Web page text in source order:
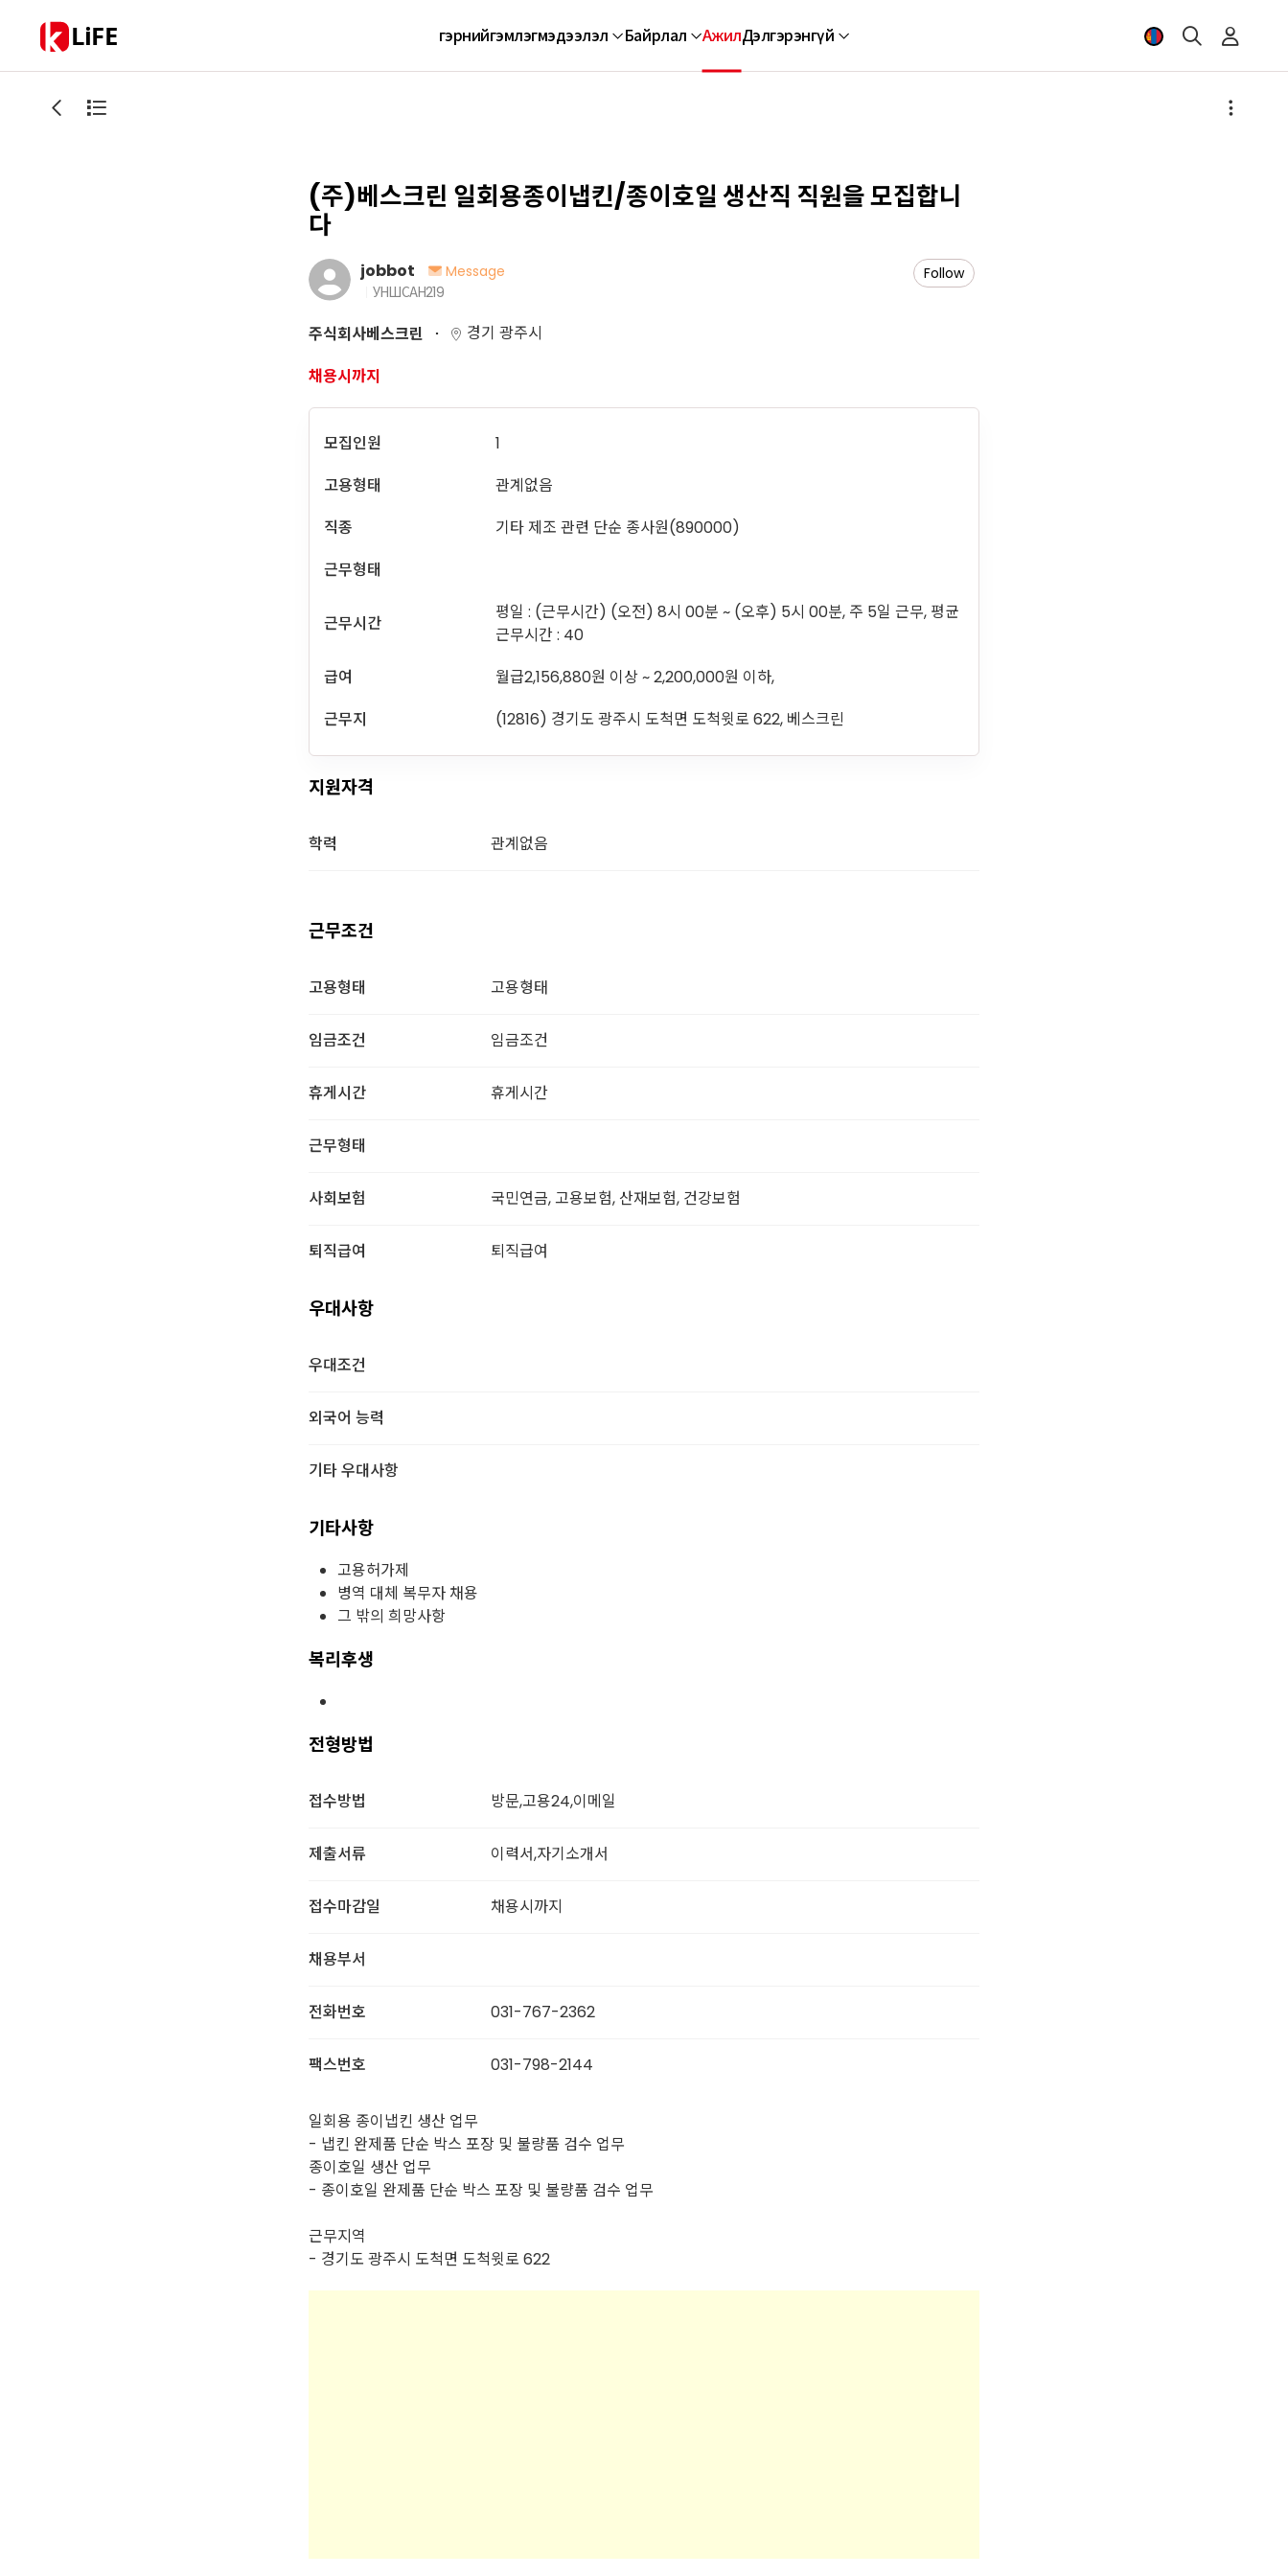
LiFE гэрнийгэмлэгмэдээлэл Байрлал АжилДэлгэрэнгүй
(주)베스크린 일회용종이냅킨/종이호일 생산직 직원을 모집합니
다
jobbot
Message
УНШСАН219
Follow
주식회사베스크린
경기 광주시
채용시까지
모집인원
1
고용형태
관계없음
직종
기타 제조 관련 단순 종사원(890000)
근무형태
근무시간
평일 : (근무시간) (오전) 8시 00분 ~ (오후) 5시 00분, 주 5일 근무, 평균
근무시간 : 40
급여
월급2,156,880원 이상 ~ 2,200,000원 이하,
근무지
(12816) 경기도 광주시 도척면 도척윗로 622, 베스크린
지원자격
학력 관계없음
근무조건
고용형태 고용형태
임금조건 임금조건
휴게시간 휴게시간
근무형태
사회보험 국민연금, 고용보험, 산재보험, 건강보험
퇴직급여 퇴직급여
우대사항
우대조건
외국어 능력
기타 우대사항
기타사항
고용허가제
병역 대체 복무자 채용
그 밖의 희망사항
복리후생
전형방법
접수방법 방문,고용24,이메일
제출서류 이력서,자기소개서
접수마감일 채용시까지
채용부서
전화번호 031-767-2362
팩스번호 031-798-2144
일회용 종이냅킨 생산 업무
- 냅킨 완제품 단순 박스 포장 및 불량품 검수 업무
종이호일 생산 업무
- 종이호일 완제품 단순 박스 포장 및 불량품 검수 업무
근무지역
- 경기도 광주시 도척면 도척윗로 622